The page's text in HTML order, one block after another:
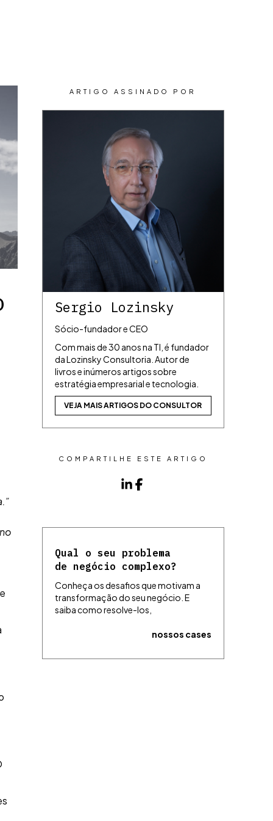
ARTIGO ASSINADO POR
Sergio Lozinsky
Sócio-fundador e CEO
Com mais de 30 anos na TI, é fundador
da Lozinsky Consultoria. Autor de
livros e inúmeros artigos sobre
estratégia empresarial e tecnologia.
VEJA MAIS ARTIGOS DO CONSULTOR
COMPARTILHE ESTE ARTIGO
Qual o seu problema
de negócio complexo?
Conheça os desafios que motivam a
transformação do seu negócio. E
saiba como resolve-los,
nossos cases